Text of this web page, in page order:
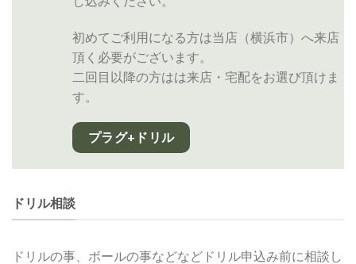
初めてご利用になる方は当店（横浜市）へ来店
頂く必要がございます。
二回目以降の方はは来店・宅配をお選び頂けま
す。
プラグ+ドリル
ドリル相談
ドリルの事、ボールの事などなどドリル申込み前に相談し